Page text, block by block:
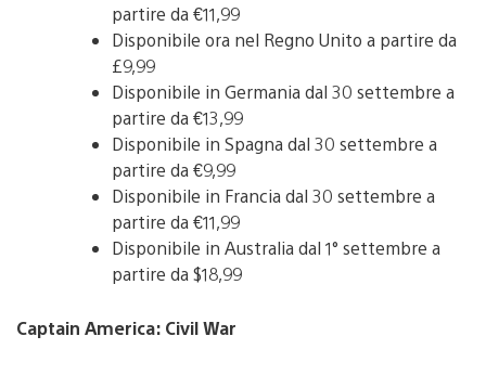
partire da €11,99
Disponibile ora nel Regno Unito a partire da
£9,99
Disponibile in Germania dal 30 settembre a
partire da €13,99
Disponibile in Spagna dal 30 settembre a
partire da €9,99
Disponibile in Francia dal 30 settembre a
partire da €11,99
Disponibile in Australia dal 1° settembre a
partire da $18,99
Captain America: Civil War